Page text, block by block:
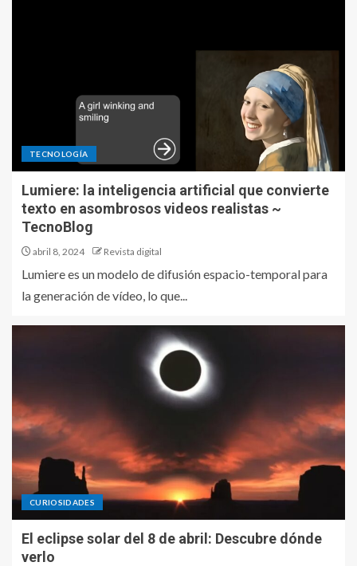
TECNOLOGÍA
Lumiere: la inteligencia artificial que convierte
texto en asombrosos videos realistas ~
TecnoBlog
abril 8, 2024 Revista digital
Lumiere es un modelo de difusión espacio-temporal para
la generación de vídeo, lo que...
CURIOSIDADES
El eclipse solar del 8 de abril: Descubre dónde
verlo